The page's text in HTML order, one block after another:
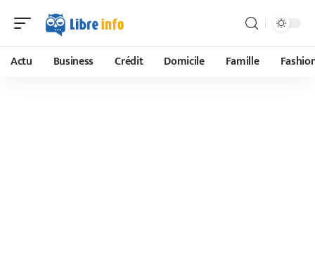
Actu Business Crédit Domicile Famille